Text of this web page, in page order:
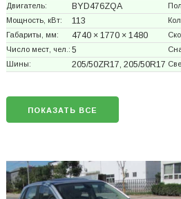
Двигатель: BYD476ZQA
Мощность, кВт: 113
Габариты, мм: 4740 × 1770 × 1480
Число мест, чел.: 5
Шины: 205/50ZR17, 205/50R17
ПОКАЗАТЬ ВСЕ